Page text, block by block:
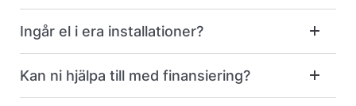
Ingår el i era installationer?
Kan ni hjälpa till med finansiering?